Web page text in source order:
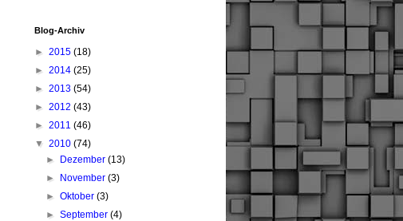
Blog-Archiv
► 2015 (18)
► 2014 (25)
► 2013 (54)
► 2012 (43)
► 2011 (46)
▼ 2010 (74)
►
Dezember(13)
►
November(3)
►Oktober(3)
►September(4)